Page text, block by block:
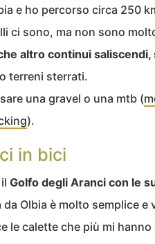
e ho percorso circa 250
ci sono, ma non sono
altro continui
terreni sterrati.
una gravel o una mtb (
).
in bici
Golfo degli Aranci con le
Olbia è molto semplice
le calette che più mi